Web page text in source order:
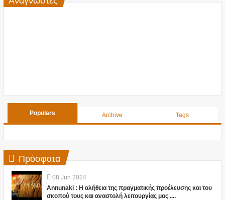
Populars Archive Tags
Πρόσφατα
08 Jun 2024
Annunaki : Η αλήθεια της πραγματικής προέλευσης και του
σκοπού τους και αναστολή λειτουργίας μας ....